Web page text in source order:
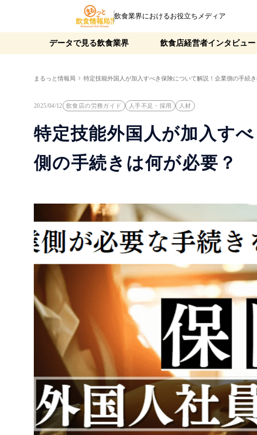
飲食業界におけるお役立ちメディア
データで見る飲食業界 飲食店経営者インタビュー
まるっと情報局 特定技能外国人が加入すべき保険について解説！企業側の手続
2025/04/12 飲食店の労務ガイド 人手不足・採用 人材
特定技能外国人が加入す
側の手続きは何が必要？